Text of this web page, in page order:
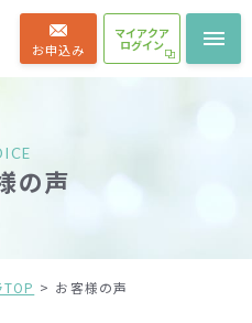
お申込み
マイアクア
ログイン
の声
お客様の声